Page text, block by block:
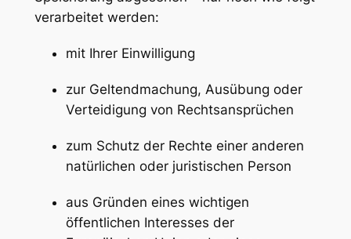
verarbeitet werden:
mit Ihrer Einwilligung
zur Geltendmachung, Ausübung oder
Verteidigung von Rechtsansprüchen
zum Schutz der Rechte einer anderen
natürlichen oder juristischen Person
aus Gründen eines wichtigen
öffentlichen Interesses der